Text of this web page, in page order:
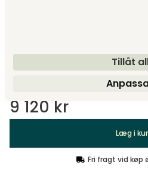
Tillåt
Vis flere
9 120 kr
Læg i
Fri fragt vid køp